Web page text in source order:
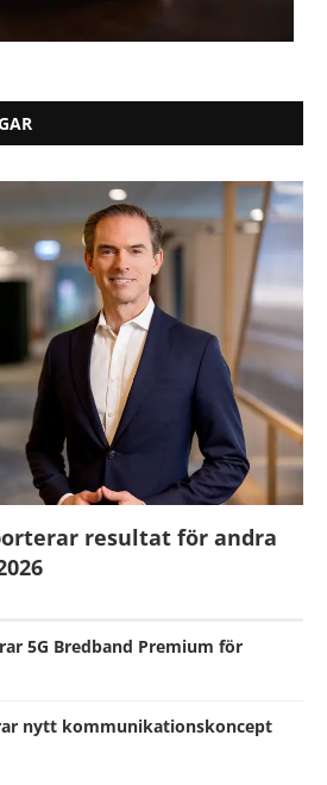
resultat för andra
5G Bredband Premium för
nytt kommunikationskoncept